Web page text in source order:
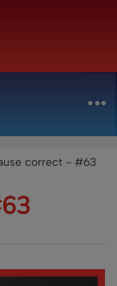
correct - #63